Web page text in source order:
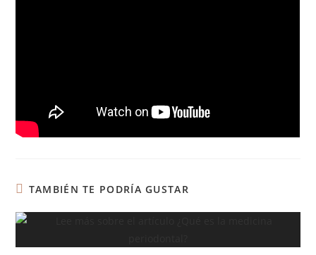
TAMBIÉN TE PODRÍA GUSTAR